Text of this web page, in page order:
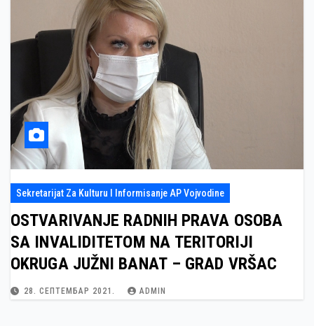
Sekretarijat Za Kulturu I Informisanje AP Vojvodine
OSTVARIVANJE RADNIH PRAVA OSOBA
SA INVALIDITETOM NA TERITORIJI
OKRUGA JUŽNI BANAT – GRAD VRŠAC
28. СЕПТЕМБАР 2021. ADMIN